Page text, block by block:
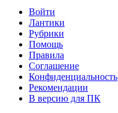
Войти
Лантики
Рубрики
Помощь
Правила
Соглашение
Конфиденциальность
Рекомендации
В версию для ПК